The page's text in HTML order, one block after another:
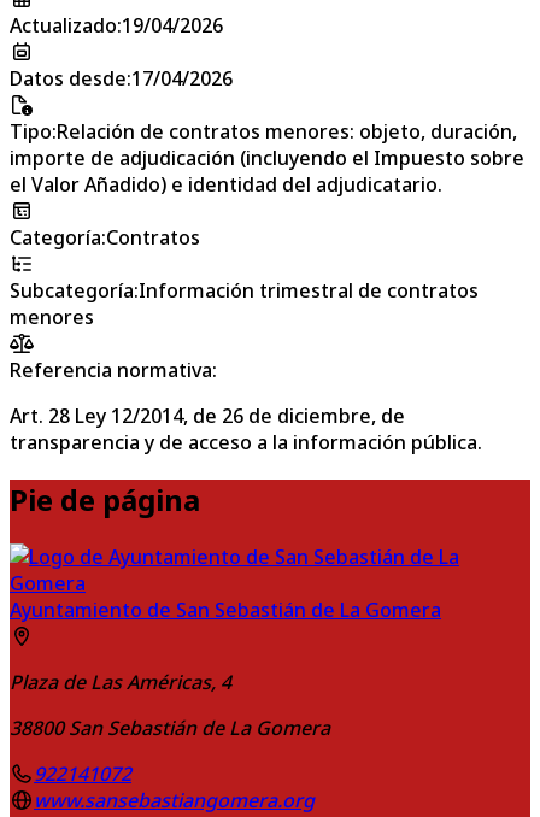
Actualizado:19/04/2026
Datos desde:17/04/2026
Tipo:Relación de contratos menores: objeto, duración,
importe de adjudicación (incluyendo el Impuesto sobre
el Valor Añadido) e identidad del adjudicatario.
Categoría:Contratos
Subcategoría:Información trimestral de contratos
menores
Referencia normativa:
Art. 28 Ley 12/2014, de 26 de diciembre, de
transparencia y de acceso a la información pública.
Pie de página
Ayuntamiento de San Sebastián de La Gomera
Plaza de Las Américas, 4
38800 San Sebastián de La Gomera
922141072
www.sansebastiangomera.org